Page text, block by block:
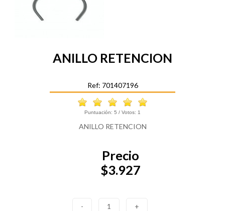
ANILLO RETENCION
Ref: 701407196
Puntuación: 5 / Votos: 1
ANILLO RETENCION
Precio
$3.927
- 1 +